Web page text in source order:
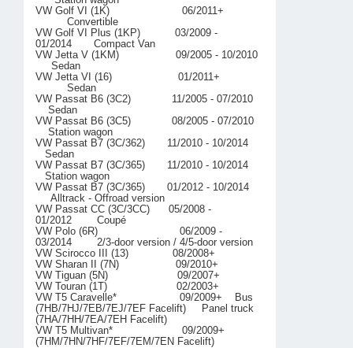
VW Golf VI (1K) 06/2011+
Convertible
VW Golf VI Plus (1KP) 03/2009 -
01/2014 Compact Van
VW Jetta V (1KM) 09/2005 - 10/2010
Sedan
VW Jetta VI (16) 01/2011+
Sedan
VW Passat B6 (3C2) 11/2005 - 07/2010
Sedan
VW Passat B6 (3C5) 08/2005 - 07/2010
Station wagon
VW Passat B7 (3C/362) 11/2010 - 10/2014
Sedan
VW Passat B7 (3C/365) 11/2010 - 10/2014
Station wagon
VW Passat B7 (3C/365) 01/2012 - 10/2014
Alltrack - Offroad version
VW Passat CC (3C/3CC) 05/2008 -
01/2012 Coupé
VW Polo (6R) 06/2009 -
03/2014 2/3-door version / 4/5-door version
VW Scirocco III (13) 08/2008+
VW Sharan II (7N) 09/2010+
VW Tiguan (5N) 09/2007+
VW Touran (1T) 02/2003+
VW T5 Caravelle* 09/2009+ Bus
(7HB/7HJ/7EB/7EJ/7EF Facelift) Panel truck
(7HA/7HH/7EA/7EH Facelift)
VW T5 Multivan* 09/2009+
(7HM/7HN/7HF/7EF/7EM/7EN Facelift)